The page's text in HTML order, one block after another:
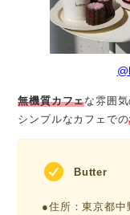
無機質カフェな雰囲
シンプルなカフェでの
Butter
●住所：東京都